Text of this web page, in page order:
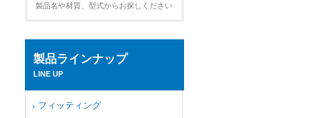
製品名や材質、型式からお探しください
製品ラインナップ
LINE UP
フィッティング